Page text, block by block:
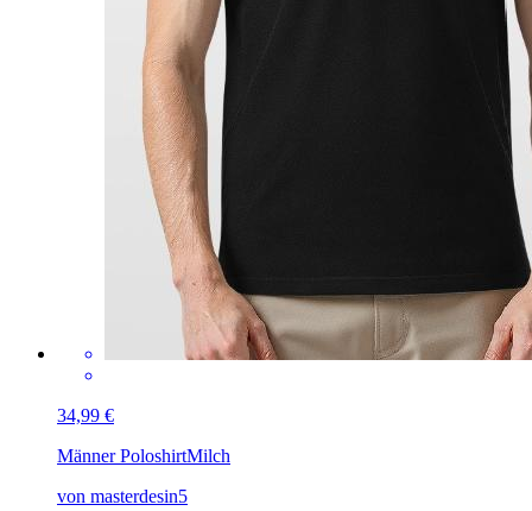
34,99 €
Männer PoloshirtMilch
von masterdesin5